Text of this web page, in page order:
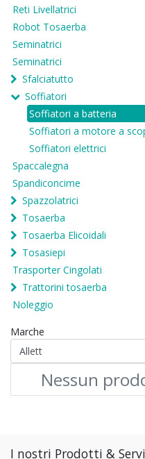
Reti Livellatrici
Robot Tosaerba
Seminatrici
Seminatrici
Sfalciatutto
Soffiatori
Soffiatori a batteria
Soffiatori a motore a
Soffiatori elettrici
Spaccalegna
Spandiconcime
Spazzolatrici
Tosaerba
Tosaerba Elicoidali
Tosasiepi
Trasporter Cingolati
Trattorini tosaerba
Noleggio
Marche
Nessun
I nostri Prodotti &